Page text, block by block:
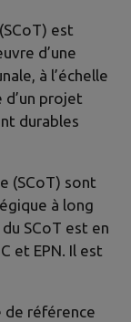
est
d’une
à l’échelle
d’un projet
durables
(SCoT) sont
à long
SCoT est en
et EPN. Il est
de référence